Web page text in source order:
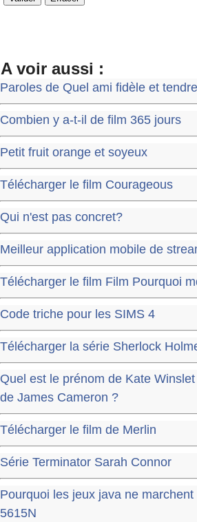
A voir aussi :
Paroles de Quel ami fidèle et tendre
Combien y a-t-il de film 365 jours
Petit fruit orange et soyeux
Télécharger le film Courageous
Qui n'est pas concret?
Meilleur application mobile de
Télécharger le film Film Pourquoi
Code triche pour les SIMS 4
Télécharger la série Sherlock
Quel est le prénom de Kate
de James Cameron ?
Télécharger le film de Merlin
Série Terminator Sarah Connor
Pourquoi les jeux java ne marchent
5615N